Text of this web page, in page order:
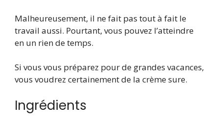
Malheureusement, il ne fait pas tout à fait le
travail aussi. Pourtant, vous pouvez l’atteindre
en un rien de temps.
Si vous vous préparez pour de grandes vacances,
vous voudrez certainement de la crème sure.
Ingrédients